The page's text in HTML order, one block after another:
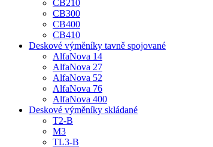
CB210
CB300
CB400
CB410
Deskové výměníky tavně spojované
AlfaNova 14
AlfaNova 27
AlfaNova 52
AlfaNova 76
AlfaNova 400
Deskové výměníky skládané
T2-B
M3
TL3-B